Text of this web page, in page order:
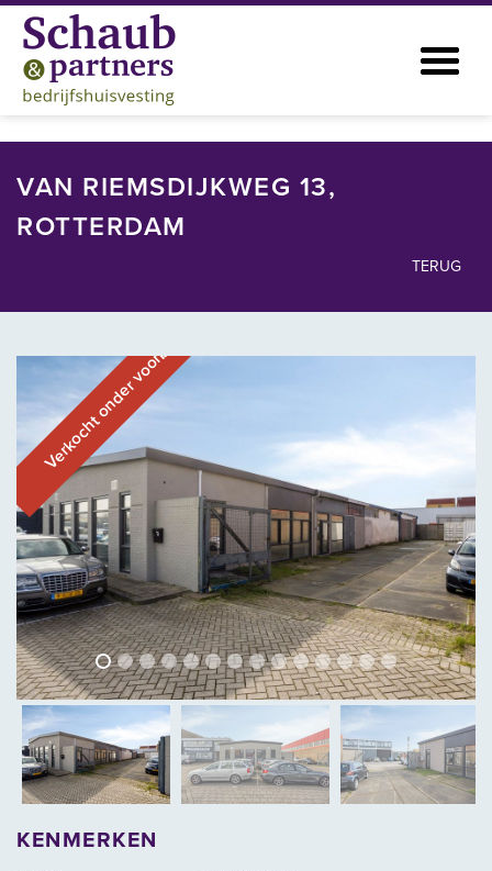
VAN RIEMSDIJKWEG 13,
ROTTERDAM
TERUG
vorige
Verkocht onder voorbehoud
vorige
KENMERKEN